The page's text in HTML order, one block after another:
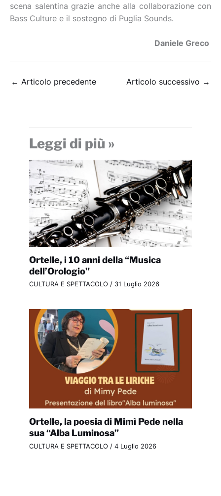
scena salentina grazie anche alla collaborazione con
Bass Culture e il sostegno di Puglia Sounds.
Daniele Greco
← Articolo precedente Articolo successivo →
Leggi di più »
Ortelle, i 10 anni della “Musica
dell’Orologio”
CULTURA E SPETTACOLO / 31 Luglio 2026
Ortelle, la poesia di Mimì Pede nella
sua “Alba Luminosa”
CULTURA E SPETTACOLO / 4 Luglio 2026